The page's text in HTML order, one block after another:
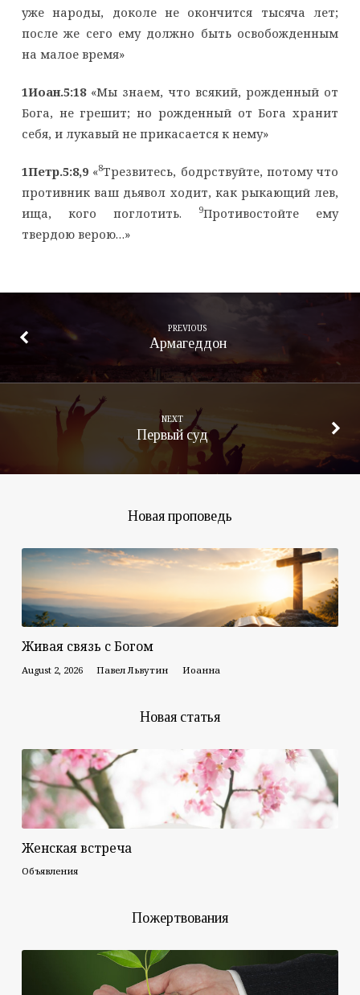
уже народы, доколе не окончится тысяча лет;
после же сего ему должно быть освобожденным
на малое время»
1Иоан.5:18«Мы знаем, что всякий, рожденный от
Бога, не грешит; но рожденный от Бога хранит
себя, и лукавый не прикасается к нему»
1Петр.5:8,9 «8Трезвитесь, бодрствуйте, потому что
противник ваш дьявол ходит, как рыкающий лев,
ища, кого поглотить.
9Противостойте ему
твердою верою…»
PREVIOUS
Армагеддон
NEXT
Первый суд
Новая проповедь
Живая связь с Богом
August 2, 2026 Павел Львутин Иоанна
Новая статья
Женская встреча
Объявления
Пожертвования